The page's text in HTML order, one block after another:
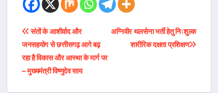
Post
navigation
अग्निवीर थलसेना भर्ती हेतु निःशुल्क
शारीरिक दक्षता प्रशिक्षण
संतों के आशीर्वाद और
जनसहयोग से छत्तीसगढ़ आगे बढ़
रहा है विकास और आस्था के मार्ग पर
– मुख्यमंत्री विष्णुदेव साय